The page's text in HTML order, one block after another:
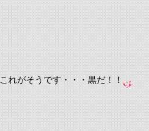
これがそうです・・・黒だ！！